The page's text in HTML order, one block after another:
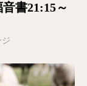
書21:15～